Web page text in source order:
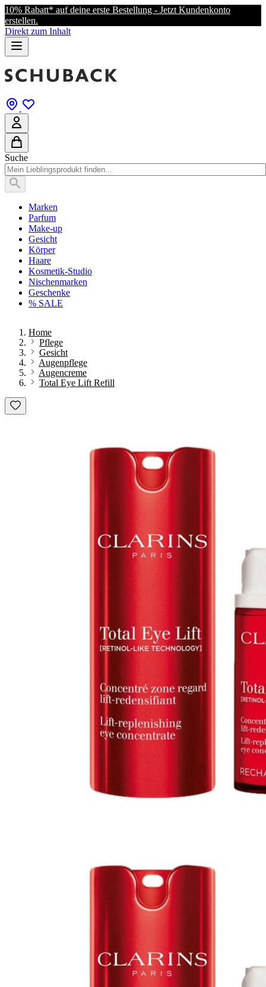
10% Rabatt* auf deine erste Bestellung - Jetzt Kundenkonto
erstellen.
Direkt zum Inhalt
Suche
Marken
Parfum
Make-up
Gesicht
Körper
Haare
Kosmetik-Studio
Nischenmarken
Geschenke
% SALE
Home
Pflege
Gesicht
Augenpflege
Augencreme
Total Eye Lift Refill